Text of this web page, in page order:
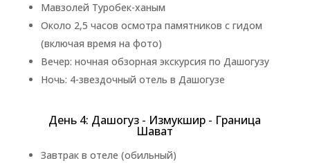
Мавзолей Туробек-ханым
Около 2,5 часов осмотра памятников с гидом
(включая время на фото)
Вечер: ночная обзорная экскурсия по Дашогузу
Ночь: 4-звездочный отель в Дашогузе
День 4: Дашогуз - Измукшир - Граница
Шават
Завтрак в отеле (обильный)